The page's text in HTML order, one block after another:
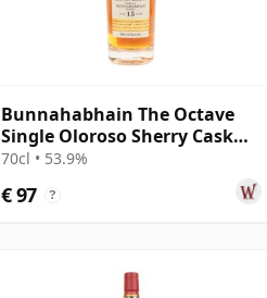
Bunnahabhain The Octave
Single Oloroso Sherry Cask
#3842155 2008 15 jaar oud
70cl • 53.9%
€ 97 ?